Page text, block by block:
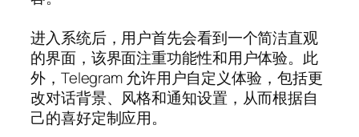
进入系统后，用户首先会看到一个简洁直观
的界面，该界面注重功能性和用户体验。此
外，Telegram 允许用户自定义体验，包括更
改对话背景、风格和通知设置，从而根据自
己的喜好定制应用。